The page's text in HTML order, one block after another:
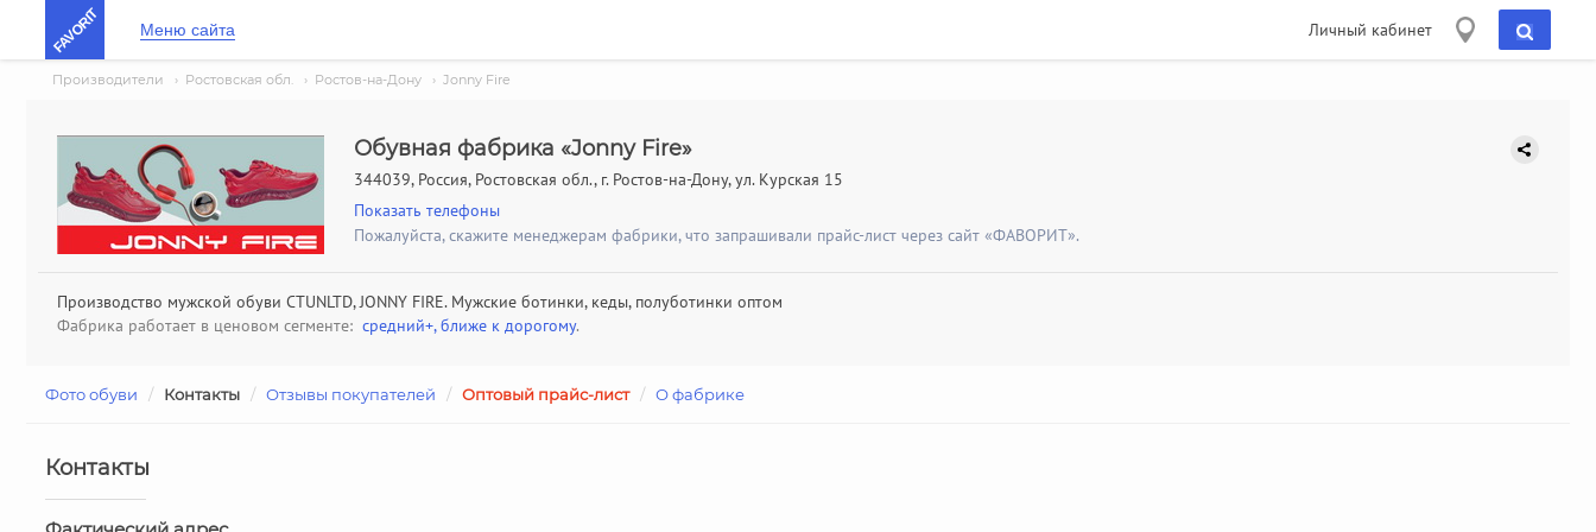
FAVORIT Меню сайта Личный кабинет
Производители › Ростовская обл. › Ростов-на-Дону › Jonny Fire
Обувная фабрика «Jonny Fire»
344039, Россия, Ростовская обл., г. Ростов-на-Дону, ул. Курская 15
Показать телефоны
Пожалуйста, скажите менеджерам фабрики, что запрашивали прайс-лист через сайт «ФАВОРИТ».
Производство мужской обуви CTUNLTD, JONNY FIRE. Мужские ботинки, кеды, полуботинки оптом
Фабрика работает в ценовом сегменте: средний+, ближе к дорогому.
Фото обуви / Контакты / Отзывы покупателей / Оптовый прайс-лист/ О фабрике
Контакты